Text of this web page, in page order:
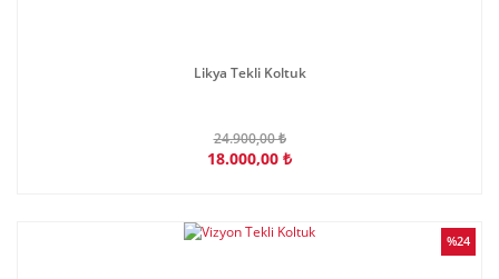
Likya Tekli Koltuk
24.900,00 ₺
18.000,00 ₺
%24